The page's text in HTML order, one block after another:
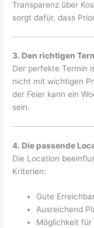
Transparenz über
sorgt dafür, dass
3. Den richtigen
Der perfekte Termin
nicht mit wichtigen
der Feier kann ein
sein.
4. Die passende
Die Location
Kriterien:
Gute
Ausreichend
Möglichkeit